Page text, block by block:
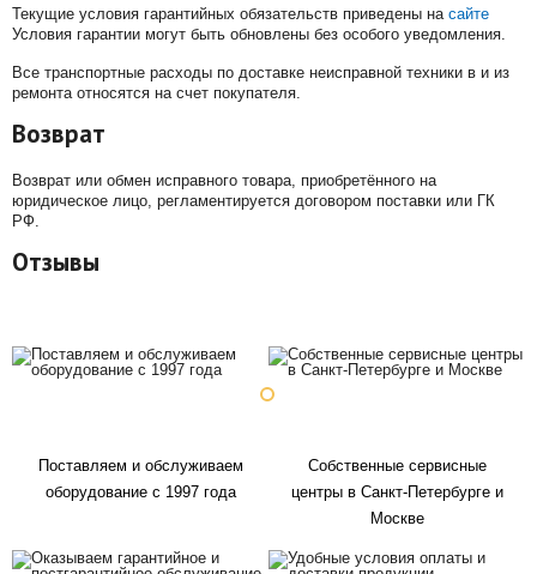
Текущие условия гарантийных обязательств приведены на сайте
Условия гарантии могут быть обновлены без особого уведомления.
Все транспортные расходы по доставке неисправной техники в и из
ремонта относятся на счет покупателя.
Возврат
Возврат или обмен исправного товара, приобретённого на
юридическое лицо, регламентируется договором поставки или ГК
РФ.
Отзывы
Поставляем и обслуживаем
оборудование с 1997 года
Собственные сервисные
центры в Санкт-Петербурге и
Москве